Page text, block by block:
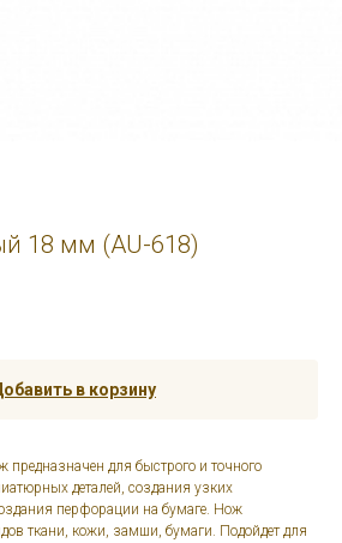
18 мм (AU-618)
в корзину
для быстрого и точного
деталей, создания узких
перфорации на бумаге. Нож
ткани, кожи, замши, бумаги. Подойдет для